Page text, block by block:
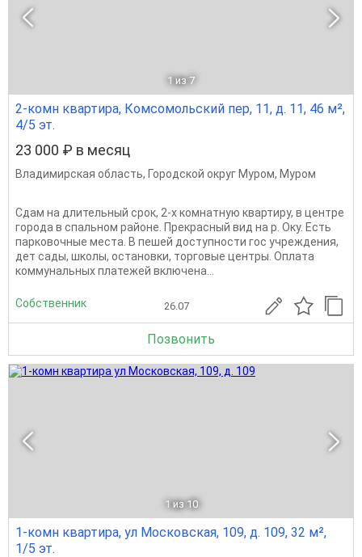
1 из 7
2-комн квартира, Комсомольский пер, 11, д. 11, 46 м²,
4/5 эт.
23 000 ₽ в месяц
Владимирская область, Городской округ Муром, Муром
Сдам на длительный срок, 2-х комнатную квартиру, в центре
города в спальном районе. Прекрасный вид на р. Оку. Есть
парковочные места. В пешей доступности гос учреждения,
дет сады, школы, остановки, торговые центры. Оплата
коммунальных платежей включена...
Собственник 26.07
Позвонить
1 из 10
1-комн квартира, ул Московская, 109, д. 109, 32 м²,
1/5 эт.